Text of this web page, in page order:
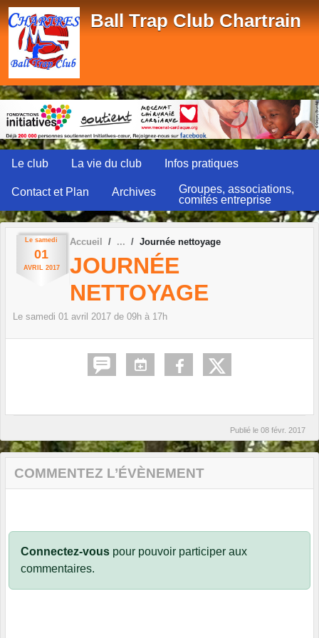
Ball Trap Club Chartrain
Le club La vie du club Infos pratiques
Contact et Plan Archives
Groupes, associations,
comités entreprise
Le samedi
01
AVRIL 2017
Accueil Journée nettoyage
JOURNÉE
NETTOYAGE
Le samedi 01 avril 2017 de 09h à 17h
Publié le 08 févr. 2017
COMMENTEZ L’ÉVÈNEMENT
Connectez-vous pour pouvoir participer aux
commentaires.
Panneau de gestion des cookies